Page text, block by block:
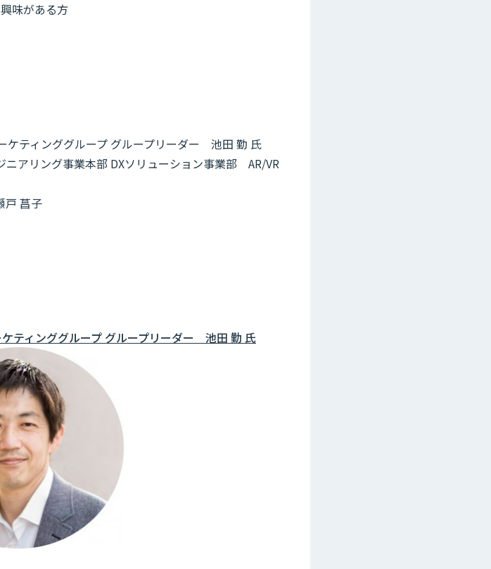
味がある方
ティンググループ グループリーダー 池田 勤 氏
アリング事業本部 DXソリューション事業部 AR/VR
戸 菖子
ティンググループ グループリーダー 池田 勤 氏